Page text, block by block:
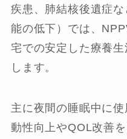
疾患、肺結核後遺症
能の低下）では、
宅での安定した療養
します。
主に夜間の睡眠中に
動性向上やQOL改善を